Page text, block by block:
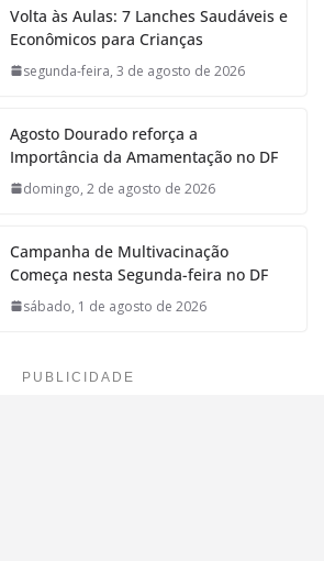
Volta às Aulas: 7 Lanches Saudáveis e
Econômicos para Crianças
segunda-feira, 3 de agosto de 2026
Agosto Dourado reforça a
Importância da Amamentação no DF
domingo, 2 de agosto de 2026
Campanha de Multivacinação
Começa nesta Segunda-feira no DF
sábado, 1 de agosto de 2026
PUBLICIDADE